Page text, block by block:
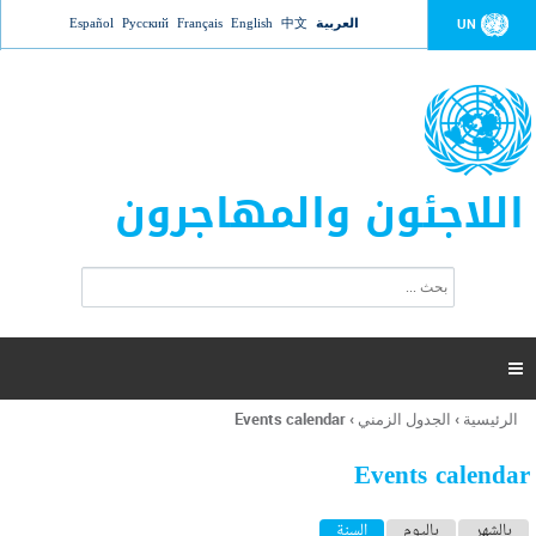
Jump to navigation UN العربية 中文
English
Français
Русский
Español
اللاجئون والمهاجرون
ت
ر
ل
ح
ب

أنت
هنا
الرئيسية › الجدول الزمني ›
Events calendar
Events calendar